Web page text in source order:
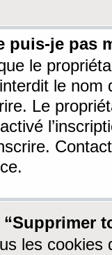
puis-je pas
le
le nom
Le
“Supprimer
les cookies